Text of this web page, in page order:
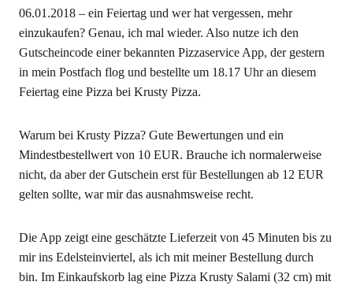
06.01.2018 – ein Feiertag und wer hat vergessen, mehr
einzukaufen? Genau, ich mal wieder. Also nutze ich den
Gutscheincode einer bekannten Pizzaservice App, der gestern
in mein Postfach flog und bestellte um 18.17 Uhr an diesem
Feiertag eine Pizza bei Krusty Pizza.
Warum bei Krusty Pizza? Gute Bewertungen und ein
Mindestbestellwert von 10 EUR. Brauche ich normalerweise
nicht, da aber der Gutschein erst für Bestellungen ab 12 EUR
gelten sollte, war mir das ausnahmsweise recht.
Die App zeigt eine geschätzte Lieferzeit von 45 Minuten bis zu
mir ins Edelsteinviertel, als ich mit meiner Bestellung durch
bin. Im Einkaufskorb lag eine Pizza Krusty Salami (32 cm) mit